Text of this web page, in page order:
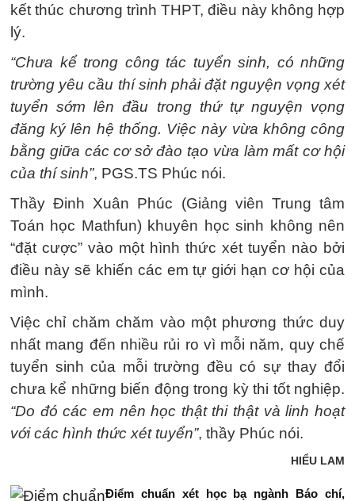
kết thúc chương trình THPT, điều này không hợp
lý.
“Chưa kể trong công tác tuyển sinh, có những
trường yêu cầu thí sinh phải đặt nguyện vọng xét
tuyển sớm lên đầu trong thứ tự nguyện vọng
đăng ký lên hệ thống. Việc này vừa không công
bằng giữa các cơ sở đào tạo vừa làm mất cơ hội
của thí sinh”, PGS.TS Phúc nói.
Thầy Đinh Xuân Phúc (Giảng viên Trung tâm
Toán học Mathfun) khuyên học sinh không nên
“đặt cược” vào một hình thức xét tuyển nào bởi
điều này sẽ khiến các em tự giới hạn cơ hội của
mình.
Việc chỉ chăm chăm vào một phương thức duy
nhất mang đến nhiều rủi ro vì mỗi năm, quy chế
tuyển sinh của mỗi trường đều có sự thay đổi
chưa kể những biến động trong kỳ thi tốt nghiệp.
“Do đó các em nên học thật thi thật và linh hoạt
với các hình thức xét tuyển”, thầy Phúc nói.
HIỂU LAM
Điểm chuẩn xét học bạ ngành Báo chí,